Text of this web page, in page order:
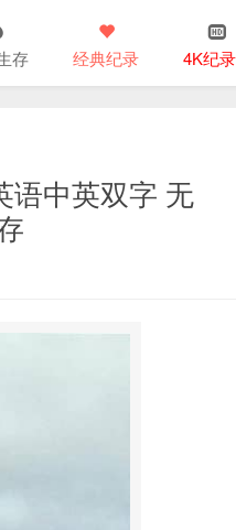
存 经典纪录 4K纪
语中英双字 无